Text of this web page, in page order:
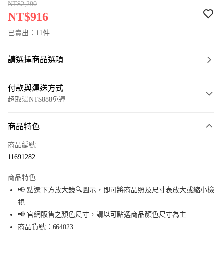
NT$2,290
NT$916
已賣出：11件
請選擇商品選項
付款與運送方式
超取滿NT$888免運
信用卡一次付款
Apple Pay
街口支付
悠遊付
商品特色
商品編號
11691282
商品特色
📢 點選下方放大鏡🔍圖示，即可將商品照及尺寸表放大或縮小檢
視
📢 官網販售之顏色尺寸，請以可點選商品顏色尺寸為主
商品貨號：664023